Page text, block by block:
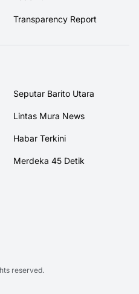
Transparency Report
Seputar Barito Utara
Lintas Mura News
Habar Terkini
Merdeka 45 Detik
reserved.